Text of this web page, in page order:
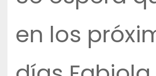
en los